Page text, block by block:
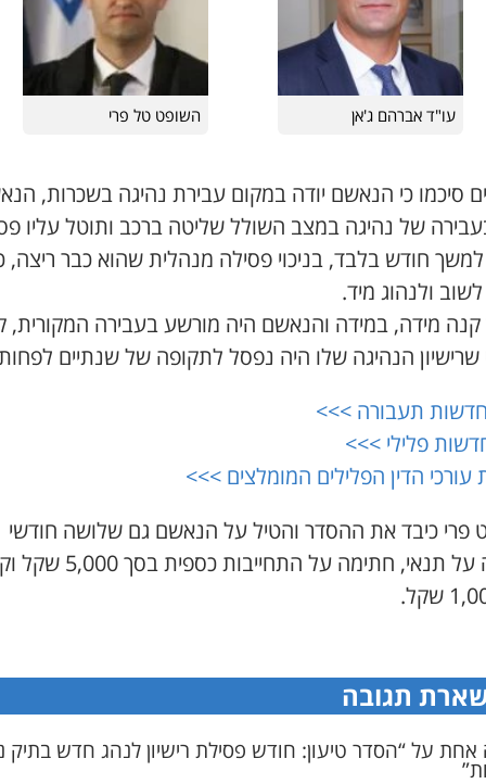
עו"ד אברהם ג'אן השופט טל פרי
סיכמו כי הנאשם יודה במקום עבירת נהיגה בשכרות,
של נהיגה במצב השולל שליטה ברכב ותוטל עליו
למשך חודש בלבד, בניכוי פסילה מנהלית שהוא כבר ריצה,
ולנהוג מיד.
קנה מידה, במידה והנאשם היה מורשע בעבירה המקורית,
שרישיון הנהיגה שלו היה נפסל לתקופה של שנתיים
תעבורה >>>
פלילי >>>
עורכי הדין הפלילים המומלצים >>>
פרי כיבד את ההסדר והטיל על הנאשם גם שלושה חודשי
פסילה על תנאי, חתימה על התחייבות
תגובה
אחת על “הסדר טיעון: חודש פסילת רישיון לנהג חדש בתיק